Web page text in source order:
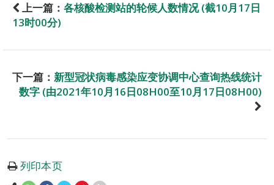
上一篇： 各核酸检测站的轮候人数情况 (截10月17日
13时00分)
下一篇： 新型冠状病毒感染应变协调中心查询热线统计
数字 (由2021年10月16日08H00至10月17日08H00)
列印本页